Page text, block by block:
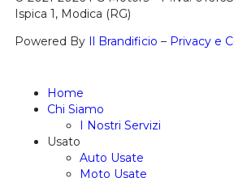
Ispica 1, Modica (RG)
Powered By Il Brandificio – Privacy e
Home
Chi Siamo
I Nostri Servizi
Usato
Auto Usate
Moto Usate